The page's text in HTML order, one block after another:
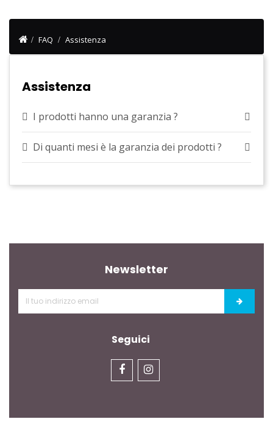
FAQ Assistenza
Assistenza
I prodotti hanno una garanzia ?
Di quanti mesi è la garanzia dei prodotti ?
Newsletter
Seguici